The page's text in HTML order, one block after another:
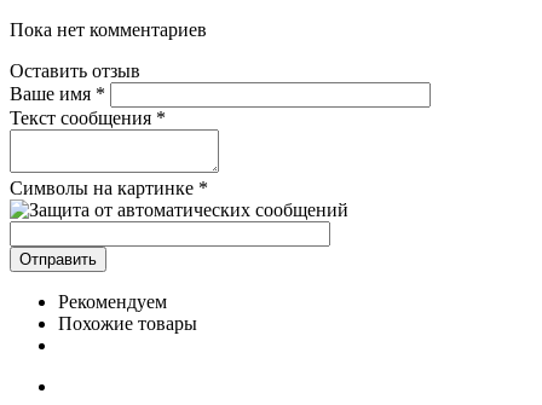
Пока нет комментариев
Оставить отзыв
Ваше имя *
Текст сообщения *
Символы на картинке *
Рекомендуем
Похожие товары